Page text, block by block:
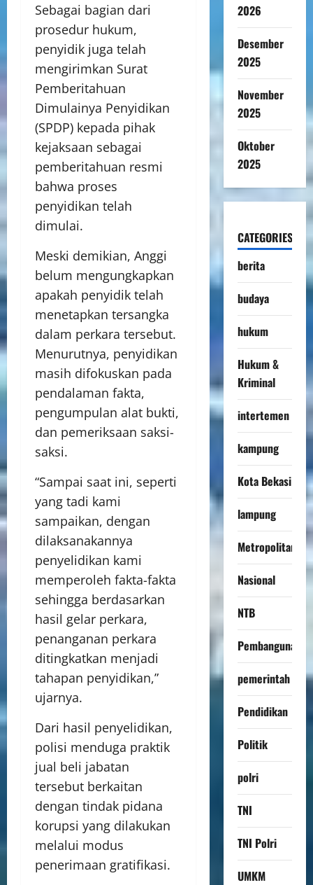
Sebagai bagian dari
prosedur hukum,
penyidik juga telah
mengirimkan Surat
Pemberitahuan
Dimulainya Penyidikan
(SPDP) kepada pihak
kejaksaan sebagai
pemberitahuan resmi
bahwa proses
penyidikan telah
dimulai.
Meski demikian, Anggi
belum mengungkapkan
apakah penyidik telah
menetapkan tersangka
dalam perkara tersebut.
Menurutnya, penyidikan
masih difokuskan pada
pendalaman fakta,
pengumpulan alat bukti,
dan pemeriksaan saksi-
saksi.
“Sampai saat ini, seperti
yang tadi kami
sampaikan, dengan
dilaksanakannya
penyelidikan kami
memperoleh fakta-fakta
sehingga berdasarkan
hasil gelar perkara,
penanganan perkara
ditingkatkan menjadi
tahapan penyidikan,”
ujarnya.
Dari hasil penyelidikan,
polisi menduga praktik
jual beli jabatan
tersebut berkaitan
dengan tindak pidana
korupsi yang dilakukan
melalui modus
penerimaan gratifikasi.
2026
Desember
2025
November
2025
Oktober
2025
CATEGORIES
berita
budaya
hukum
Hukum &
Kriminal
intertemen
kampung
Kota Bekasi
lampung
Metropolitan
Nasional
NTB
Pembangunan
pemerintah
Pendidikan
Politik
polri
TNI
TNI Polri
UMKM